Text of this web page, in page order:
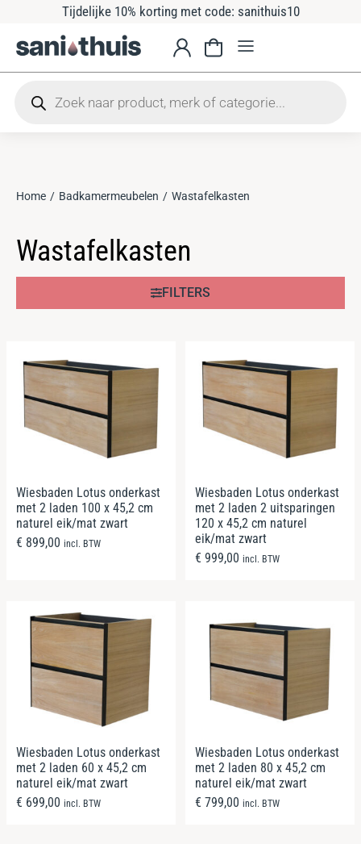
Tijdelijke 10% korting met code: sanithuis10
Je bent hier:
Home Badkamermeubelen Wastafelkasten
Wastafelkasten
FILTERS
Wiesbaden Lotus onderkast
met 2 laden 100 x 45,2 cm
naturel eik/mat zwart
€ 899,00 incl. BTW
Wiesbaden Lotus onderkast
met 2 laden 2 uitsparingen
120 x 45,2 cm naturel
eik/mat zwart
€ 999,00 incl. BTW
Wiesbaden Lotus onderkast
met 2 laden 60 x 45,2 cm
naturel eik/mat zwart
€ 699,00 incl. BTW
Wiesbaden Lotus onderkast
met 2 laden 80 x 45,2 cm
naturel eik/mat zwart
€ 799,00 incl. BTW